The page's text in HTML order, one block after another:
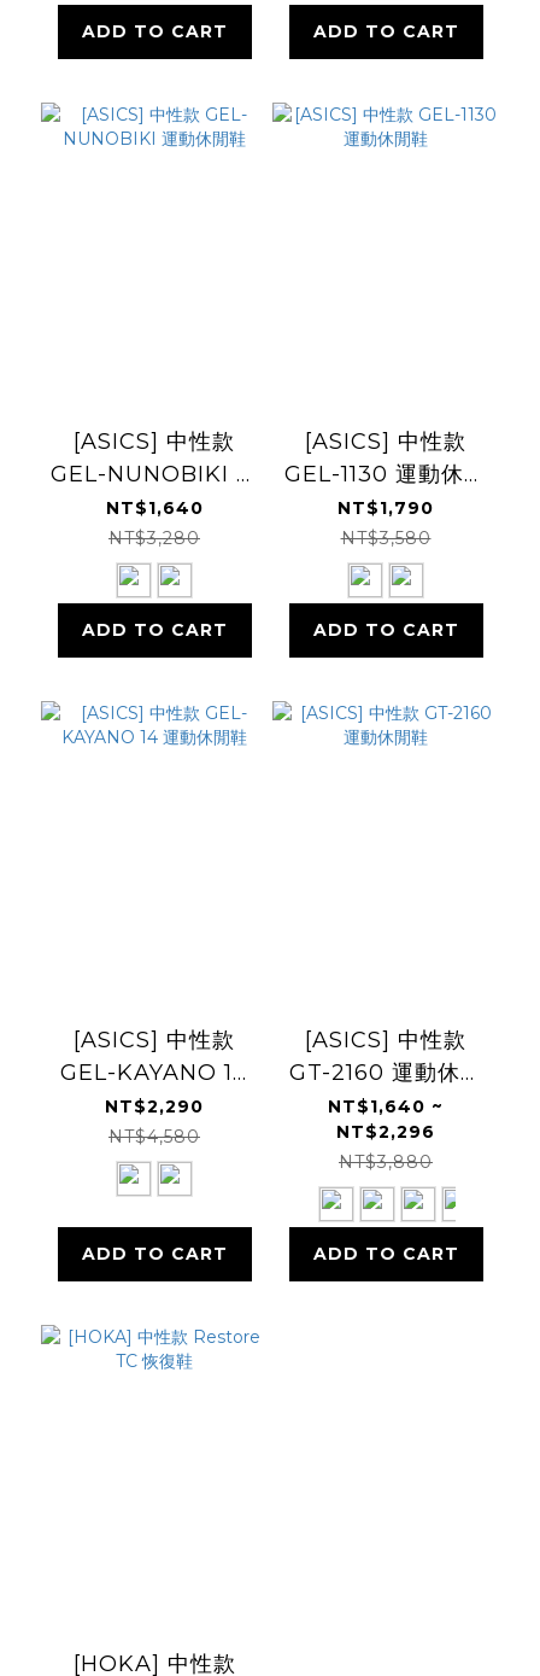
ADD TO CART ADD TO CART
[ASICS] 中性款
GEL-NUNOBIKI 運
動休閒鞋
NT$1,640
NT$3,280
ADD TO CART
[ASICS] 中性款
GEL-1130 運動休閒
鞋
NT$1,790
NT$3,580
ADD TO CART
[ASICS] 中性款
GEL-KAYANO 14
運動休閒鞋
NT$2,290
NT$4,580
ADD TO CART
[ASICS] 中性款
GT-2160 運動休閒
鞋
NT$1,640 ~
NT$2,296
NT$3,880
ADD TO CART
[HOKA] 中性款